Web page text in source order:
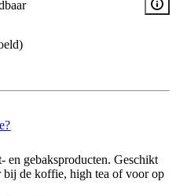
en gebaksproducten. Geschikt
de koffie, high tea of voor op